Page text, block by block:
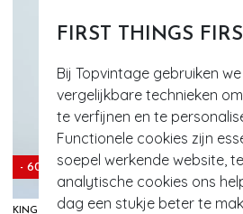
FIRST THINGS
Bij Topvintage gebruiken
vergelijkbare technieken
te verfijnen en te
Functionele cookies zijn
soepel werkende website,
analytische cookies ons
dag een stukje beter te
- 60%
KING LOUIE
- 60%
SURKANA